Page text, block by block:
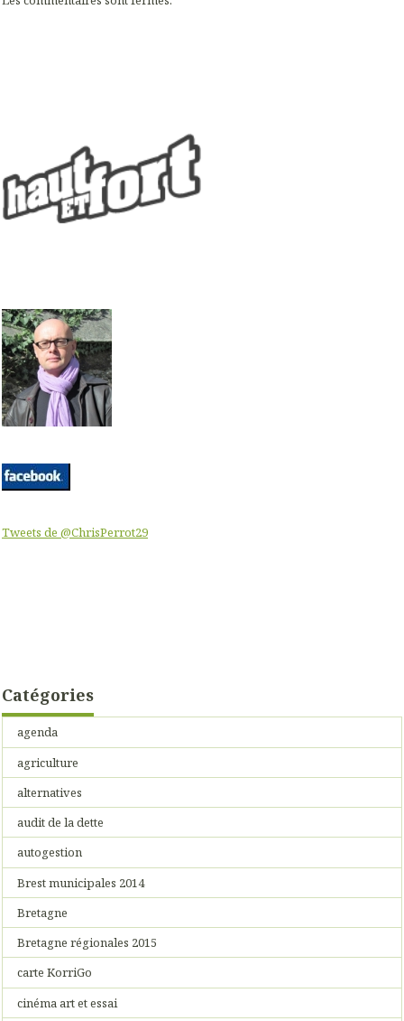
Tweets de @ChrisPerrot29
Catégories
agenda
agriculture
alternatives
audit de la dette
autogestion
Brest municipales 2014
Bretagne
Bretagne régionales 2015
carte KorriGo
cinéma art et essai